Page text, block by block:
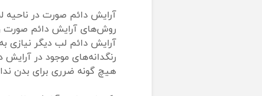
آرایش دائم صورت در
روش‌های آرایش دائم صورت و
آرایش دائم لب دیگر نیازی
رنگدانه‌های موجود در
هیچ گونه ضرری برای بدن